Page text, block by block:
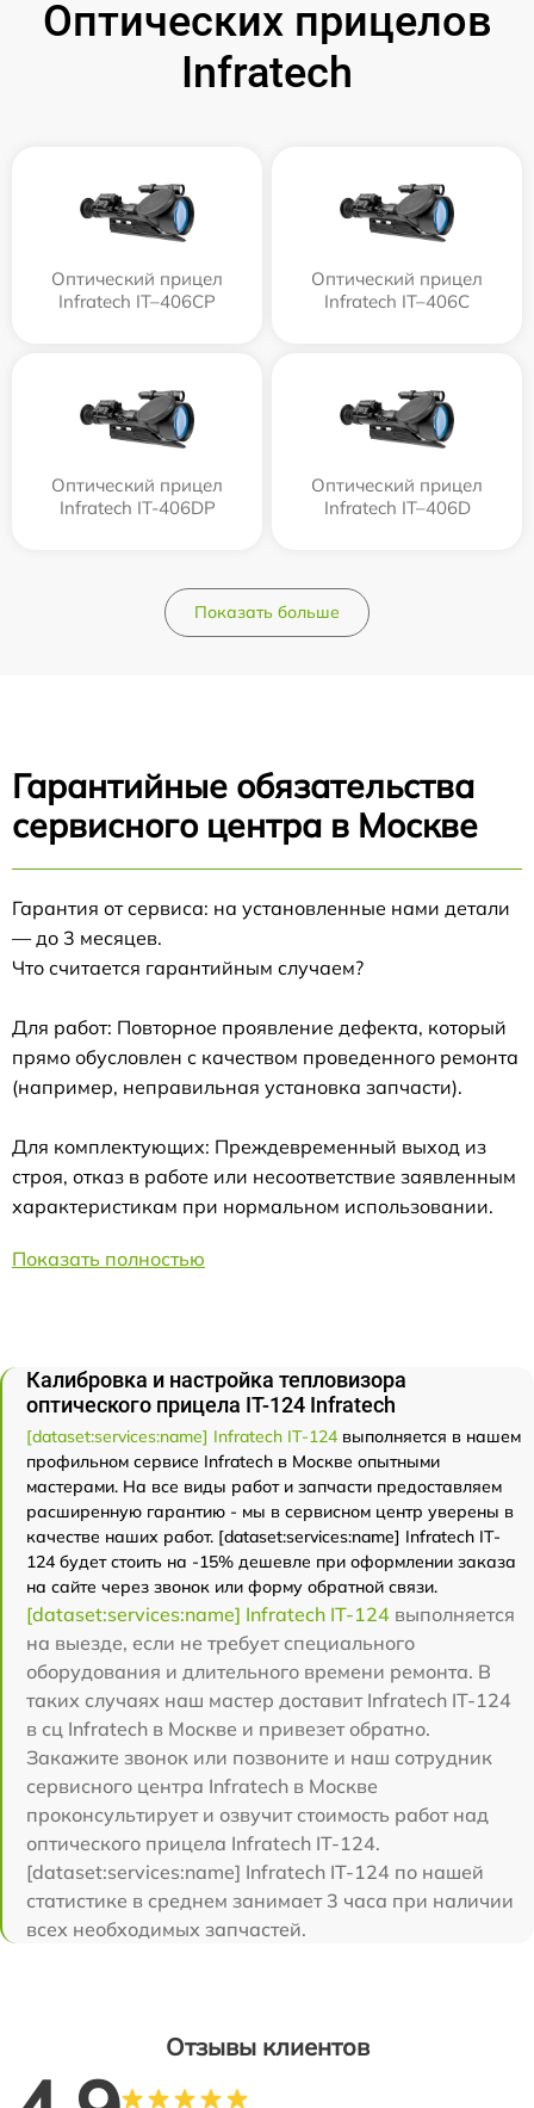
Оптических прицелов
Infratech
Оптический прицел
Infratech IT–406СP
Оптический прицел
Infratech IT–406С
Оптический прицел
Infratech IT-406DP
Оптический прицел
Infratech IT–406D
Показать больше
Гарантийные обязательства
сервисного центра в Москве
Гарантия от сервиса: на установленные нами детали
— до 3 месяцев.
Что считается гарантийным случаем?
Для работ: Повторное проявление дефекта, который
прямо обусловлен с качеством проведенного ремонта
(например, неправильная установка запчасти).
Для комплектующих: Преждевременный выход из
строя, отказ в работе или несоответствие заявленным
характеристикам при нормальном использовании.
Показать полностью
Калибровка и настройка тепловизора
оптического прицела IT-124 Infratech
[dataset:services:name] Infratech IT-124 выполняется в нашем
профильном сервисе Infratech в Москве опытными
мастерами. На все виды работ и запчасти предоставляем
расширенную гарантию - мы в сервисном центр уверены в
качестве наших работ. [dataset:services:name] Infratech IT-
124 будет стоить на -15% дешевле при оформлении заказа
на сайте через звонок или форму обратной связи.
[dataset:services:name] Infratech IT-124 выполняется
на выезде, если не требует специального
оборудования и длительного времени ремонта. В
таких случаях наш мастер доставит Infratech IT-124
в сц Infratech в Москве и привезет обратно.
Закажите звонок или позвоните и наш сотрудник
сервисного центра Infratech в Москве
проконсультирует и озвучит стоимость работ над
оптического прицела Infratech IT-124.
[dataset:services:name] Infratech IT-124 по нашей
статистике в среднем занимает 3 часа при наличии
всех необходимых запчастей.
Отзывы клиентов